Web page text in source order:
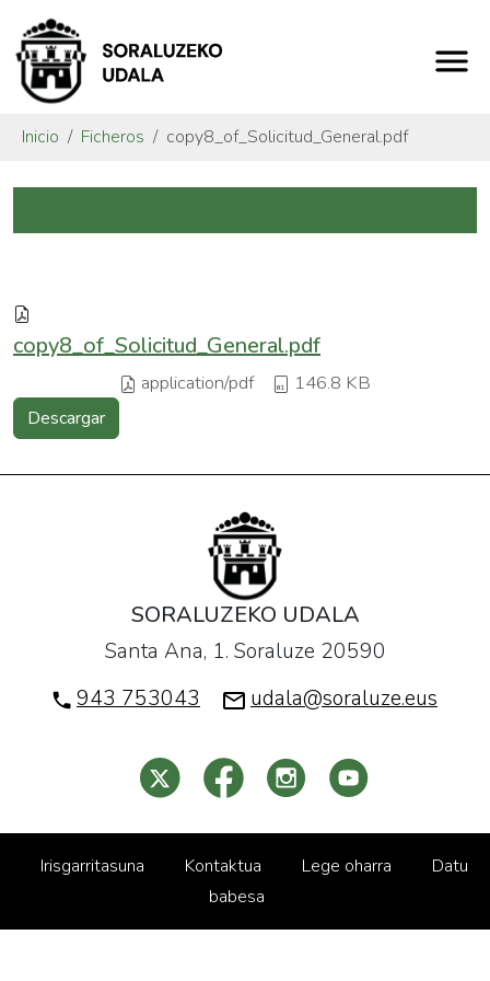
Inicio Ficheros copy8_of_Solicitud_General.pdf
copy8_of_Solicitud_General.pdf
application/pdf 146.8 KB
Descargar
SORALUZEKO UDALA
Santa Ana, 1. Soraluze 20590
943 753043
udala@soraluze.eus
Irisgarritasuna Kontaktua Lege oharra
Datu
babesa